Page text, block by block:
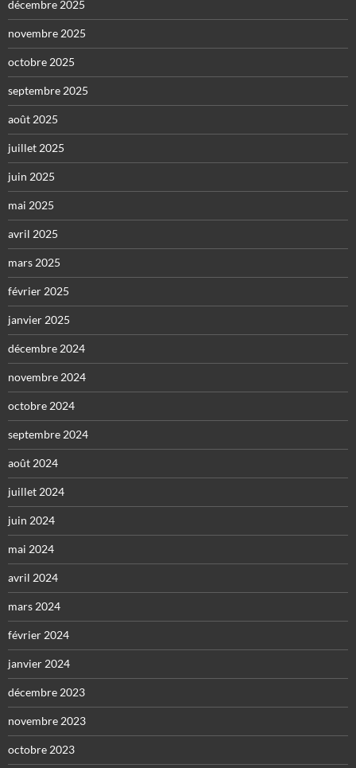
décembre 2025
novembre 2025
octobre 2025
septembre 2025
août 2025
juillet 2025
juin 2025
mai 2025
avril 2025
mars 2025
février 2025
janvier 2025
décembre 2024
novembre 2024
octobre 2024
septembre 2024
août 2024
juillet 2024
juin 2024
mai 2024
avril 2024
mars 2024
février 2024
janvier 2024
décembre 2023
novembre 2023
octobre 2023